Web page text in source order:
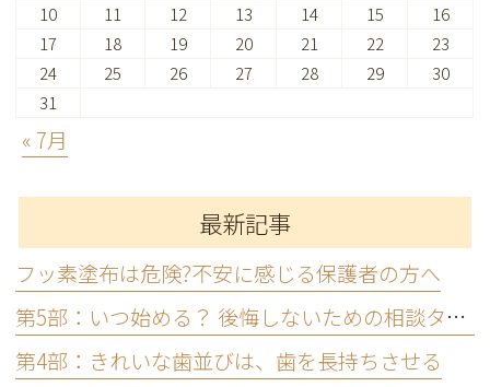
10
11 12 13 14 15
16
17
18 19 20 21 22
23
24
25 26 27 28 29
30
31
« 7月
最新記事
フッ素塗布は危険?不安に感じる保護者の方へ
第5部：いつ始める？ 後悔しないための相談タイミング
第4部：きれいな歯並びは、歯を長持ちさせる